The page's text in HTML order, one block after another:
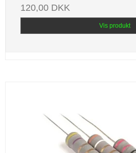
120,00 DKK
Vis produkt